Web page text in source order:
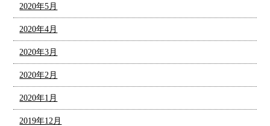
2020年5月
2020年4月
2020年3月
2020年2月
2020年1月
2019年12月